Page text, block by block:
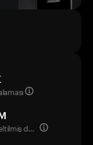
Tam seyreltilmiş değerleme